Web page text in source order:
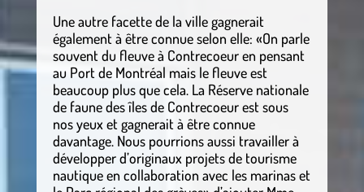
Une autre facette de la ville gagnerait
également à être connue selon elle: «On parle
souvent du fleuve à Contrecoeur en pensant
au Port de Montréal mais le fleuve est
beaucoup plus que cela. La Réserve nationale
de faune des îles de Contrecoeur est sous
nos yeux et gagnerait à être connue
davantage. Nous pourrions aussi travailler à
développer d’originaux projets de tourisme
nautique en collaboration avec les marinas et